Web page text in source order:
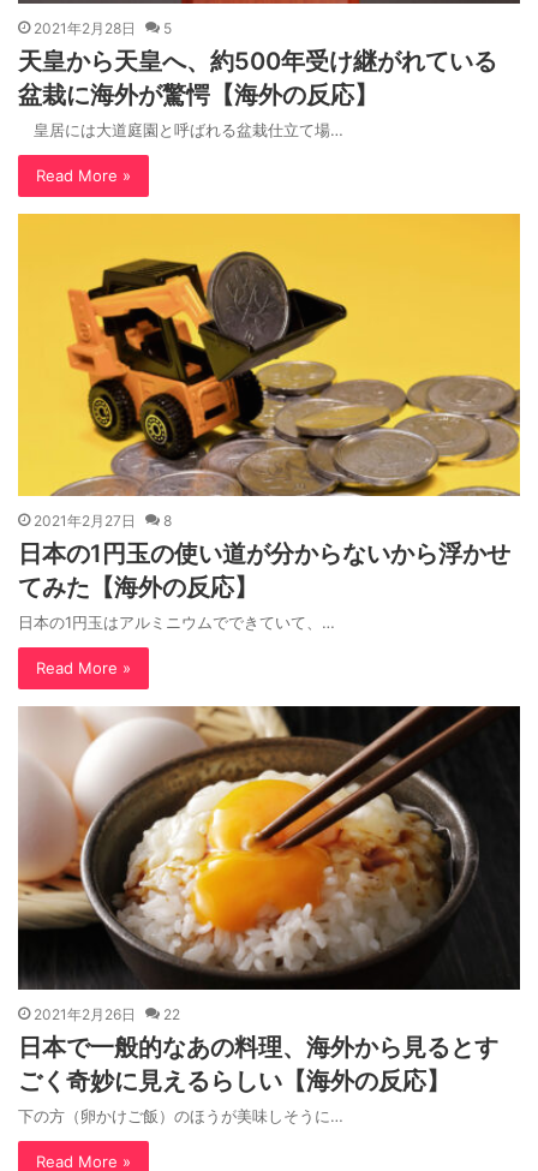
2021年2月28日 5
天皇から天皇へ、約500年受け継がれている
盆栽に海外が驚愕【海外の反応】
皇居には大道庭園と呼ばれる盆栽仕立て場…
Read More »
2021年2月27日 8
日本の1円玉の使い道が分からないから浮かせ
てみた【海外の反応】
日本の1円玉はアルミニウムでできていて、…
Read More »
2021年2月26日 22
日本で一般的なあの料理、海外から見るとす
ごく奇妙に見えるらしい【海外の反応】
下の方（卵かけご飯）のほうが美味しそうに…
Read More »